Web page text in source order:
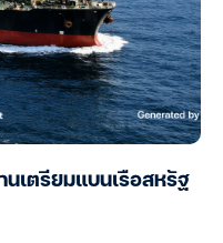
นเตรียมแบนเรือสหรัฐ